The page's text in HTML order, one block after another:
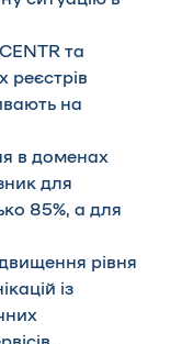
та
реєстрів
на
в доменах
для
85%, а для
рівня
із